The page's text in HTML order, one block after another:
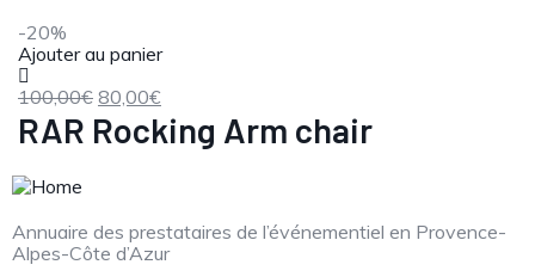
-20%
Ajouter au panier
100,00€ 80,00€
RAR Rocking Arm chair
Annuaire des prestataires de l’événementiel en Provence-
Alpes-Côte d’Azur